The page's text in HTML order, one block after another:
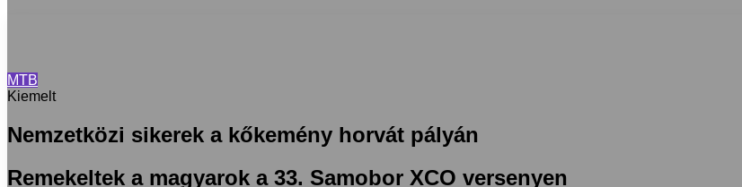
MTB
Kiemelt
Nemzetközi sikerek a kőkemény horvát pályán
Remekeltek a magyarok a 33. Samobor XCO versenyen